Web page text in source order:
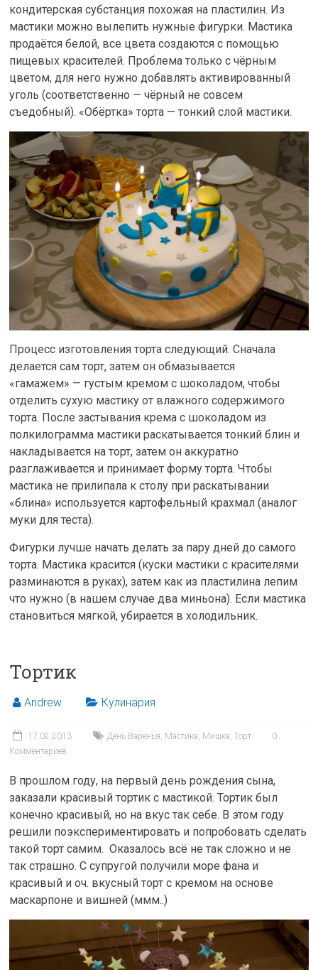
кондитерская субстанция похожая на пластилин. Из
мастики можно вылепить нужные фигурки. Мастика
продаётся белой, все цвета создаются с помощью
пищевых красителей. Проблема только с чёрным
цветом, для него нужно добавлять активированный
уголь (соответственно — чёрный не совсем
съедобный). «Обёртка» торта — тонкий слой мастики.
Процесс изготовления торта следующий. Сначала
делается сам торт, затем он обмазывается
«гамажем» — густым кремом с шоколадом, чтобы
отделить сухую мастику от влажного содержимого
торта. После застывания крема с шоколадом из
полкилограмма мастики раскатывается тонкий блин и
накладывается на торт, затем он аккуратно
разглаживается и принимает форму торта. Чтобы
мастика не прилипала к столу при раскатывании
«блина» используется картофельный крахмал (аналог
муки для теста).
Фигурки лучше начать делать за пару дней до самого
торта. Мастика красится (куски мастики с красителями
разминаются в руках), затем как из пластилина лепим
что нужно (в нашем случае два миньона). Если мастика
становиться мягкой, убирается в холодильник.
Тортик
Andrew Кулинария
17.02.2013 День Варенья, Мастика, Мишка,Торт
0
Комментариев
В прошлом году, на первый день рождения сына,
заказали красивый тортик с мастикой. Тортик был
конечно красивый, но на вкус так себе. В этом году
решили поэкспериментировать и попробовать сделать
такой торт самим. Оказалось всё не так сложно и не
так страшно. С супругой получили море фана и
красивый и оч. вкусный торт с кремом на основе
маскарпоне и вишней (ммм..)